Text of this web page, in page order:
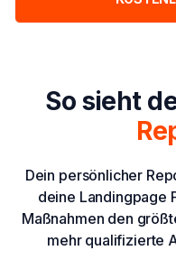
So sieht
Dein persönlicher
deine Landingpage
Maßnahmen den
mehr qualifizierte